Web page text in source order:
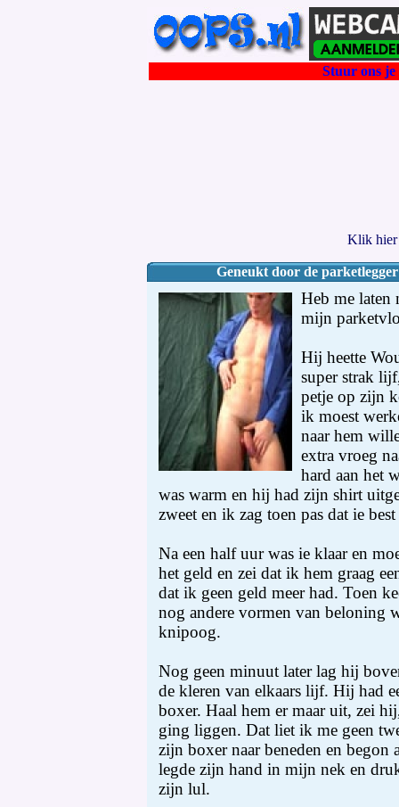
Stuur ons
Klik hier
Geneukt door de
Heb me laten
mijn
Hij heette
super strak
petje op zijn
ik moest
naar hem
extra vroeg
hard aan het
was warm en hij had zijn shirt
zweet en ik zag toen pas dat ie
Na een half uur was ie klaar en
het geld en zei dat ik hem graag
dat ik geen geld meer had. Toen
nog andere vormen van beloning
knipoog.
Nog geen minuut later lag hij
de kleren van elkaars lijf. Hij had
boxer. Haal hem er maar uit, zei
ging liggen. Dat liet ik me geen
zijn boxer naar beneden en
legde zijn hand in mijn nek en
zijn lul.